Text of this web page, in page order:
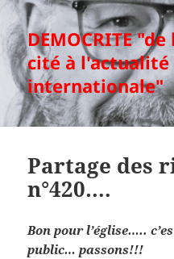
DEMOCRITE
cité à l'actualité
internationale"
Partage des
n°420….
Bon pour l’église…..
public… passons!!!